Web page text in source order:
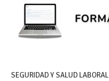
SEGURIDAD Y SALUD LABORAL